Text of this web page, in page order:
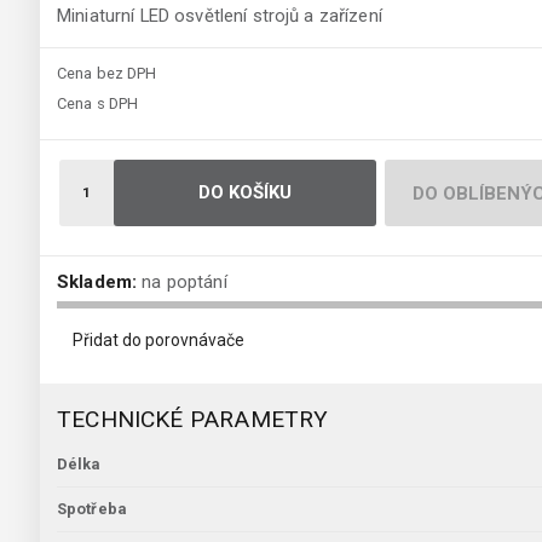
Miniaturní LED osvětlení strojů a zařízení
Cena bez DPH
Cena s DPH
DO KOŠÍKU DO
Skladem: na poptání
Přidat do porovnávače
TECHNICKÉ PARAMETRY
Délka
Spotřeba